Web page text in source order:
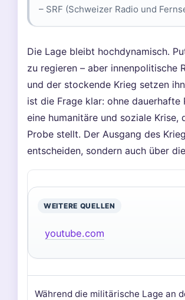
– SRF (Schweizer Radio und
Die Lage bleibt hochdynamisch.
zu regieren – aber innenpolitische
und der stockende Krieg setzen
ist die Frage klar: ohne
eine humanitäre und soziale Krise,
Probe stellt. Der Ausgang des
entscheiden, sondern auch über
WEITERE QUELLEN
youtube.com
Während die militärische Lage an